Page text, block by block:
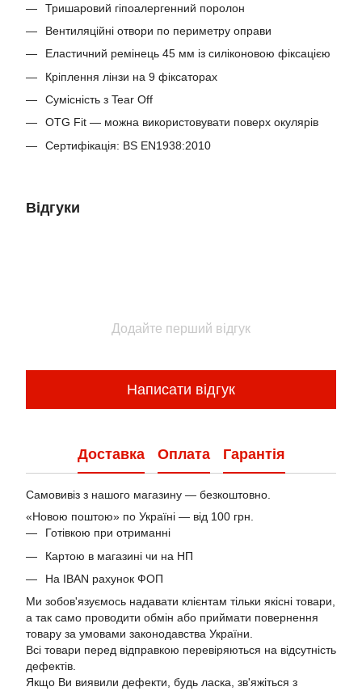
Тришаровий гіпоалергенний поролон
Вентиляційні отвори по периметру оправи
Еластичний ремінець 45 мм із силіконовою фіксацією
Кріплення лінзи на 9 фіксаторах
Сумісність з Tear Off
OTG Fit — можна використовувати поверх окулярів
Сертифікація: BS EN1938:2010
Відгуки
Додайте перший відгук
Написати відгук
Доставка Оплата Гарантія
Самовивіз з нашого магазину — безкоштовно.
«Новою поштою» по Україні — від 100 грн.
Готівкою при отриманні
Картою в магазині чи на НП
На IBAN рахунок ФОП
Ми зобов'язуємось надавати клієнтам тільки якісні товари,
а так само проводити обмін або приймати повернення
товару за умовами законодавства України.
Всі товари перед відправкою перевіряються на відсутність
дефектів.
Якщо Ви виявили дефекти, будь ласка, зв'яжіться з